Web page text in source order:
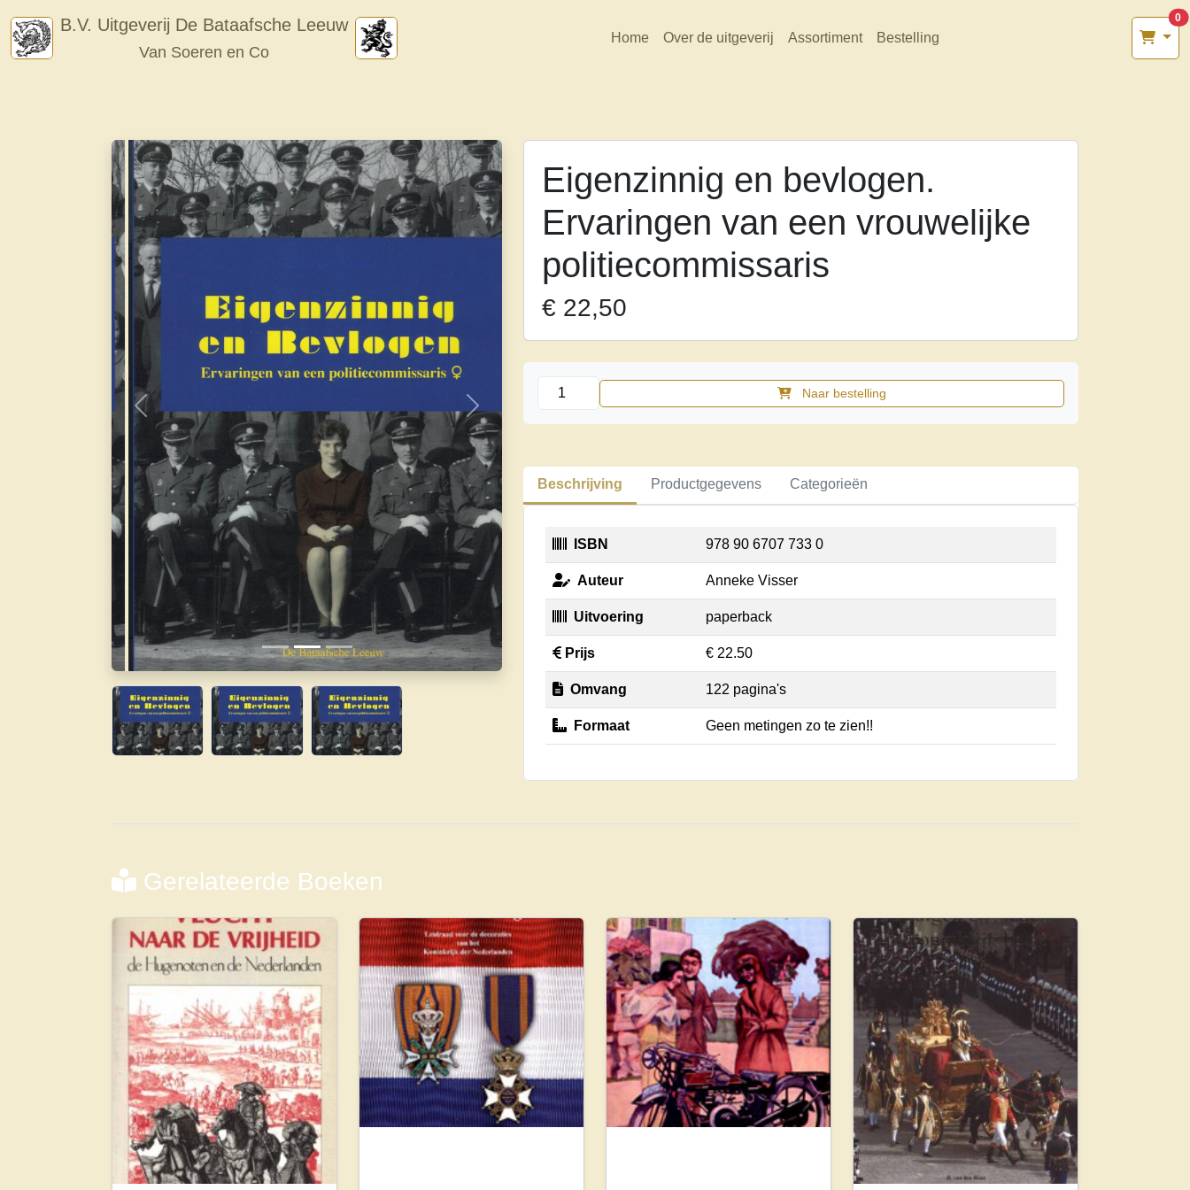
content
B.V. Uitgeverij De Bataafsche Leeuw
Van Soeren en Co
Home Over de uitgeverij Assortiment Bestelling
0
Vorige Volgende
Eigenzinnig en bevlogen.
Ervaringen van een vrouwelijke
politiecommissaris
€ 22,50
Eigenzinnig
en
bevlogen.
van
een
politiecommissaris
Naar bestelling
Beschrijving Productgegevens Categorieën
ISBN 978 90 6707 733 0
Auteur Anneke Visser
Uitvoering paperback
Prijs € 22.50
Omvang 122 pagina's
Formaat Geen metingen zo te zien!!
Gerelateerde Boeken